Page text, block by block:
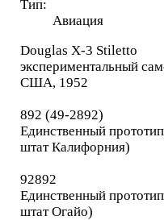
Тип:
Авиация
Douglas X-3 Stiletto
экспериментальный
США, 1952
892 (49-2892)
Единственный
штат Калифорния)
92892
Единственный
штат Огайо)